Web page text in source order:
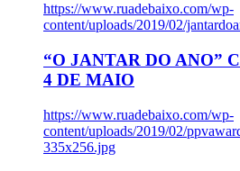
https://www.ruadebaixo.com/wp-
content/uploads/2019/02/
“O JANTAR DO ANO”
4 DE MAIO
https://www.ruadebaixo.com/wp-
content/uploads/2019/02/
335x256.jpg